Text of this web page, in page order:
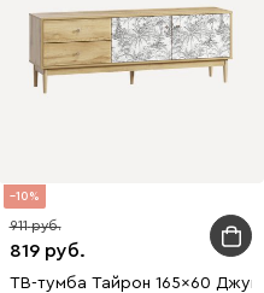
10
819
911
ТВ-тумба Тайрон 165x60